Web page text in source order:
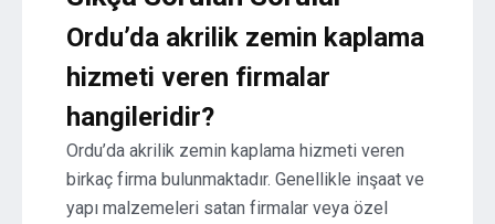
Ordu’da akrilik zemin kaplama
hizmeti veren firmalar
hangileridir?
Ordu’da akrilik zemin kaplama hizmeti veren
birkaç firma bulunmaktadır. Genellikle inşaat ve
yapı malzemeleri satan firmalar veya özel